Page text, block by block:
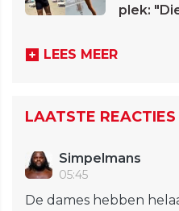
plek:
LEES MEER
LAATSTE REACTIES
Simpelmans
05:45
De dames hebben